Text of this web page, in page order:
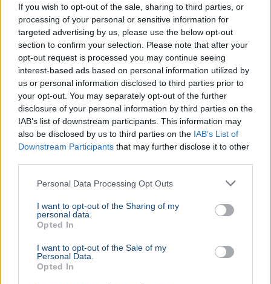
If you wish to opt-out of the sale, sharing to third parties, or
processing of your personal or sensitive information for
targeted advertising by us, please use the below opt-out
section to confirm your selection. Please note that after your
opt-out request is processed you may continue seeing
interest-based ads based on personal information utilized by
us or personal information disclosed to third parties prior to
your opt-out. You may separately opt-out of the further
disclosure of your personal information by third parties on the
IAB’s list of downstream participants. This information may
also be disclosed by us to third parties on the IAB’s List of
Downstream Participants that may further disclose it to other
Personal Data Processing Opt Outs
I want to opt-out of the Sharing of my
personal data.
Opted In
I want to opt-out of the Sale of my
Personal Data.
Opted In
COOKIE-K HASZNÁLATA SZERZŐI JOGOKSZERKESZTŐSÉGI IRÁNYELVEK
IMPRESSZUM
© 2026 - 10perc.hu - Minden Jog fenntartva.